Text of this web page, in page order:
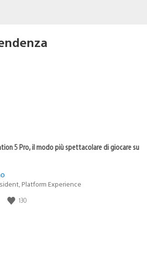
5 Pro, il modo più spettacolare di giocare su
Platform Experience
130